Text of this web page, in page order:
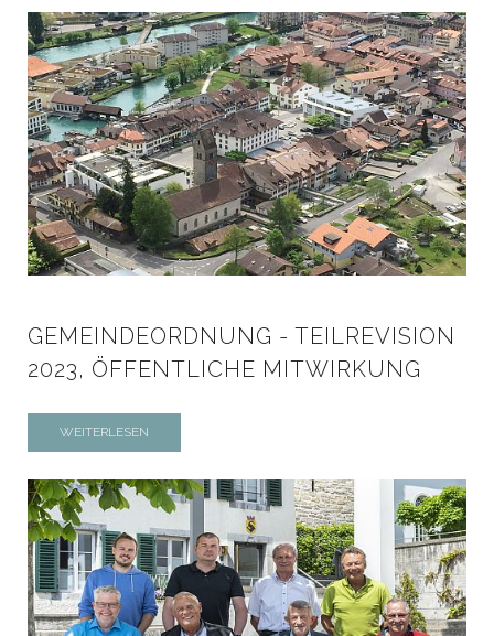
GEMEINDEORDNUNG - TEILREVISION
2023, ÖFFENTLICHE MITWIRKUNG
WEITERLESEN